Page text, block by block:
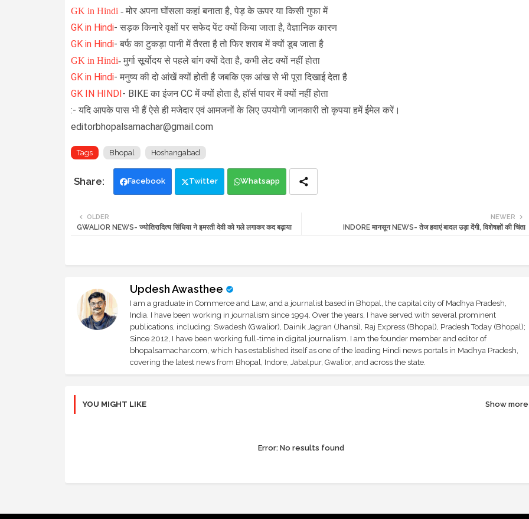
GK in Hindi - मोर अपना घोंसला कहां बनाता है, पेड़ के ऊपर या किसी गुफा में
GK in Hindi- सड़क किनारे वृक्षों पर सफेद पेंट क्यों किया जाता है, वैज्ञानिक कारण
GK in Hindi- बर्फ का टुकड़ा पानी में तैरता है तो फिर शराब में क्यों डूब जाता है
GK in Hindi- मुर्गा सूर्योदय से पहले बांग क्यों देता है, कभी लेट क्यों नहीं होता
GK in Hindi- मनुष्य की दो आंखें क्यों होती है जबकि एक आंख से भी पूरा दिखाई देता है
GK IN HINDI- BIKE का इंजन CC में क्यों होता है, हॉर्स पावर में क्यों नहीं होता
:- यदि आपके पास भी हैं ऐसे ही मजेदार एवं आमजनों के लिए उपयोगी जानकारी तो कृपया हमें ईमेल करें।
editorbhopalsamachar@gmail.com
Tags Bhopal Hoshangabad
Facebook Twitter Whatsapp
NEWER
INDORE मानसून NEWS- तेज हवाएं बादल उड़ा देंगी, विशेषज्ञों की चिंता
OLDER
GWALIOR NEWS- ज्योतिरादित्य सिंधिया ने इमरती देवी को गले लगाकर कद बढ़ाया
Updesh Awasthee
I am a graduate in Commerce and Law, and a journalist based in Bhopal, the capital city of Madhya Pradesh,
India. I have been working in journalism since 1994. Over the years, I have served with several prominent
publications, including: Swadesh (Gwalior), Dainik Jagran (Jhansi), Raj Express (Bhopal), Pradesh Today (Bhopal);
Since 2012, I have been working full-time in digital journalism. I am the founder member and editor of
bhopalsamachar.com, which has established itself as one of the leading Hindi news portals in Madhya Pradesh,
covering the latest news from Bhopal, Indore, Jabalpur, Gwalior, and across the state.
YOU MIGHT LIKE Show more
Error:No results found